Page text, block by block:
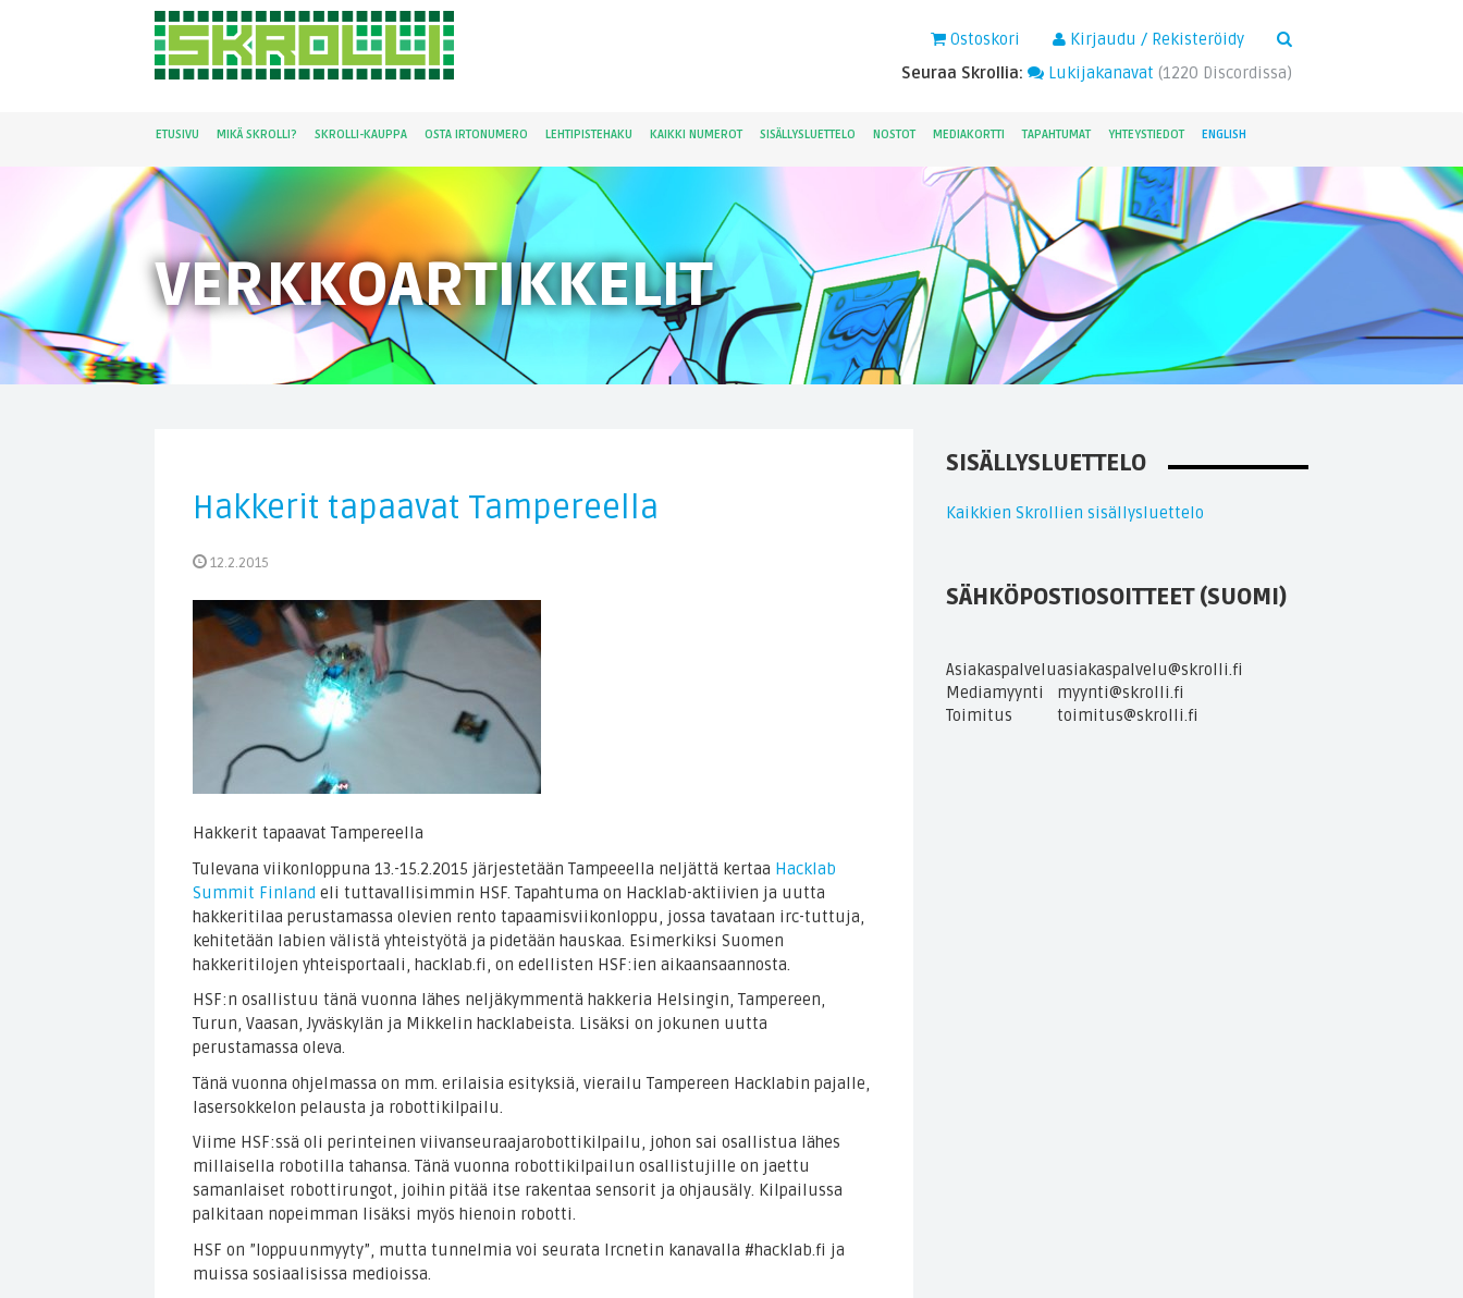
Kirjaudu / Rekisteröidy
Ostoskori
Seuraa Skrollia:
Lukijakanavat (1220 Discordissa)
ETUSIVU MIKÄ SKROLLI? SKROLLI-KAUPPA OSTA IRTONUMERO LEHTIPISTEHAKU KAIKKI NUMEROT SISÄLLYSLUETTELO NOSTOT MEDIAKORTTI TAPAHTUMAT YHTEYSTIEDOT ENGLISH
VERKKOARTIKKELIT
Hakkerit tapaavat Tampereella
12.2.2015
Hakkerit tapaavat Tampereella
Tulevana viikonloppuna 13.-15.2.2015 järjestetään Tampeeella neljättä kertaa Hacklab
Summit Finland eli tuttavallisimmin HSF. Tapahtuma on Hacklab-aktiivien ja uutta
hakkeritilaa perustamassa olevien rento tapaamisviikonloppu, jossa tavataan irc-tuttuja,
kehitetään labien välistä yhteistyötä ja pidetään hauskaa. Esimerkiksi Suomen
hakkeritilojen yhteisportaali, hacklab.fi, on edellisten HSF:ien aikaansaannosta.
HSF:n osallistuu tänä vuonna lähes neljäkymmentä hakkeria Helsingin, Tampereen,
Turun, Vaasan, Jyväskylän ja Mikkelin hacklabeista. Lisäksi on jokunen uutta
perustamassa oleva.
Tänä vuonna ohjelmassa on mm. erilaisia esityksiä, vierailu Tampereen Hacklabin pajalle,
lasersokkelon pelausta ja robottikilpailu.
Viime HSF:ssä oli perinteinen viivanseuraajarobottikilpailu, johon sai osallistua lähes
millaisella robotilla tahansa. Tänä vuonna robottikilpailun osallistujille on jaettu
samanlaiset robottirungot, joihin pitää itse rakentaa sensorit ja ohjausäly. Kilpailussa
palkitaan nopeimman lisäksi myös hienoin robotti.
HSF on ”loppuunmyyty”, mutta tunnelmia voi seurata Ircnetin kanavalla #hacklab.fi ja
muissa sosiaalisissa medioissa.
SISÄLLYSLUETTELO
Kaikkien Skrollien sisällysluettelo
SÄHKÖPOSTIOSOITTEET (SUOMI)
Asiakaspalveluasiakaspalvelu@skrolli.fi
Mediamyynti
myynti@skrolli.fi
Toimitus
toimitus@skrolli.fi